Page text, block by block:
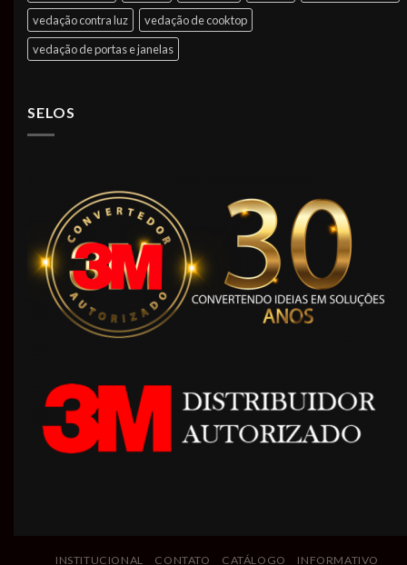
vedação contra luz
vedação de cooktop
vedação de portas e janelas
SELOS
INSTITUCIONAL CONTATO CATÁLOGO INFORMATIVO